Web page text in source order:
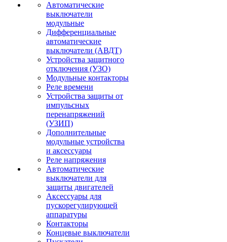
Автоматические
выключатели
модульные
Дифференциальные
автоматические
выключатели (АВДТ)
Устройства защитного
отключения (УЗО)
Модульные контакторы
Реле времени
Устройства защиты от
импульсных
перенапряжений
(УЗИП)
Дополнительные
модульные устройства
и аксессуары
Реле напряжения
Автоматические
выключатели для
защиты двигателей
Аксессуары для
пускорегулирующей
аппаратуры
Контакторы
Концевые выключатели